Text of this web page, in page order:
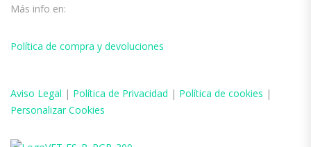
Más info en:
Política de compra y devoluciones
Aviso Legal | Política de Privacidad | Política de cookies |
Personalizar Cookies